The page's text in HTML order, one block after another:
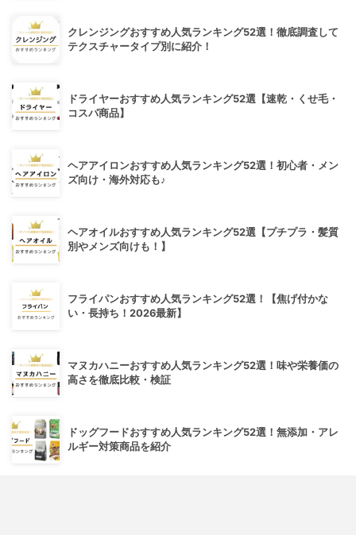
クレンジングおすすめ人気ランキング52選！徹底調査して
テクスチャータイプ別に紹介！
ドライヤーおすすめ人気ランキング52選【速乾・くせ毛・
コスパ商品】
ヘアアイロンおすすめ人気ランキング52選！初心者・メン
ズ向け・海外対応も♪
ヘアオイルおすすめ人気ランキング52選【プチプラ・髪質
別やメンズ向けも！】
フライパンおすすめ人気ランキング52選！【焦げ付かな
い・長持ち！2026最新】
マヌカハニーおすすめ人気ランキング52選！味や栄養価の
高さを徹底比較・検証
ドッグフードおすすめ人気ランキング52選！無添加・アレ
ルギー対策商品を紹介